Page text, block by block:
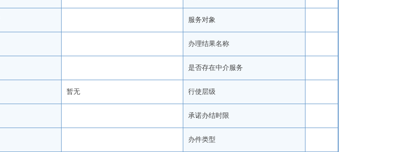
服务对象
办理结果名称
是否存在中介服务
暂无 行使层级
承诺办结时限
办件类型